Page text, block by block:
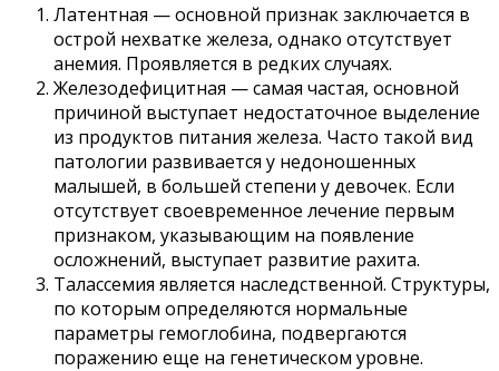
Латентная — основной признак заключается в
острой нехватке железа, однако отсутствует
анемия. Проявляется в редких случаях.
Железодефицитная — самая частая, основной
причиной выступает недостаточное выделение
из продуктов питания железа. Часто такой вид
патологии развивается у недоношенных
малышей, в большей степени у девочек. Если
отсутствует своевременное лечение первым
признаком, указывающим на появление
осложнений, выступает развитие рахита.
Талассемия является наследственной. Структуры,
по которым определяются нормальные
параметры гемоглобина, подвергаются
поражению еще на генетическом уровне.